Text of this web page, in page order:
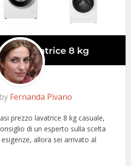
Fernanda Pivano
prezzo lavatrice 8 kg casuale,
di un esperto sulla scelta
allora sei arrivato al